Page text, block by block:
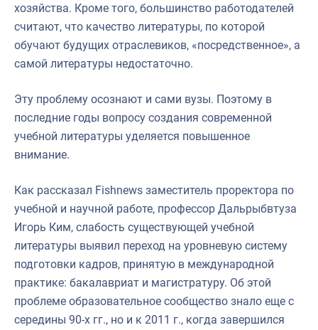
хозяйства. Кроме того, большинство работодателей
считают, что качество литературы, по которой
обучают будущих отраслевиков, «посредственное», а
самой литературы недостаточно.
Эту проблему осознают и сами вузы. Поэтому в
последние годы вопросу создания современной
учебной литературы уделяется повышенное
внимание.
Как рассказал Fishnews заместитель проректора по
учебной и научной работе, профессор Дальрыбвтуза
Игорь Ким, слабость существующей учебной
литературы выявил переход на уровневую систему
подготовки кадров, принятую в международной
практике: бакалавриат и магистратуру. Об этой
проблеме образовательное сообщество знало еще с
середины 90-х гг., но и к 2011 г., когда завершился